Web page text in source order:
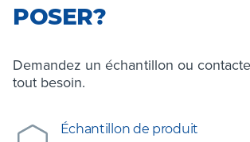
POSER?
Demandez un échantillon ou
tout besoin.
Échantillon de produit